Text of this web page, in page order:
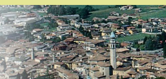
Salta
al
contenuto
principale